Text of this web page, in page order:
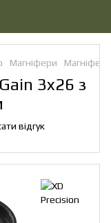
Магніфери
3x26 з
відгук